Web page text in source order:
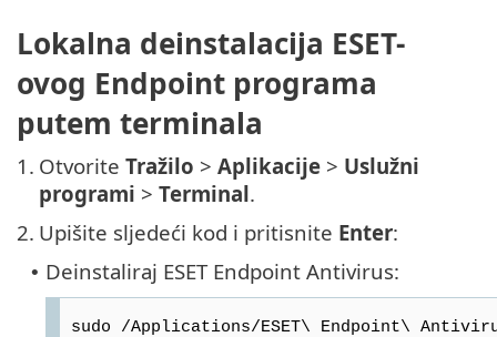
Lokalna deinstalacija ESET-
ovog Endpoint programa
putem terminala
1. Otvorite Tražilo > Aplikacije > Uslužni
programi > Terminal.
2. Upišite sljedeći kod i pritisnite Enter:
• Deinstaliraj ESET Endpoint Antivirus:
sudo /Applications/ESET\ Endpoint\